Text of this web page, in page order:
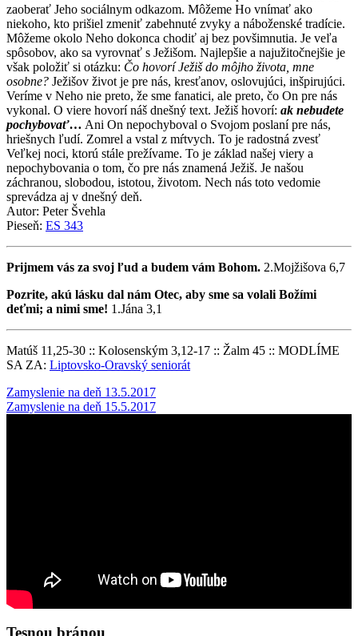
zaoberať Jeho sociálnym odkazom. Môžeme Ho vnímať ako
niekoho, kto prišiel zmeniť zabehnuté zvyky a náboženské tradície.
Môžeme okolo Neho dokonca chodiť aj bez povšimnutia. Je veľa
spôsobov, ako sa vyrovnať s Ježišom. Najlepšie a najužitočnejšie je
však položiť si otázku: Čo hovorí Ježiš do môjho života, mne
osobne? Ježišov život je pre nás, kresťanov, oslovujúci, inšpirujúci.
Veríme v Neho nie preto, že sme fanatici, ale preto, čo On pre nás
vykonal. O viere hovorí náš dnešný text. Ježiš hovorí: ak nebudete
pochybovať… Ani On nepochyboval o Svojom poslaní pre nás,
hriešnych ľudí. Zomrel a vstal z mŕtvych. To je radostná zvesť
Veľkej noci, ktorú stále prežívame. To je základ našej viery a
nepochybovania o tom, čo pre nás znamená Ježiš. Je našou
záchranou, slobodou, istotou, životom. Nech nás toto vedomie
sprevádza aj v dnešný deň.
Autor: Peter Švehla
Pieseň: ES 343
Prijmem vás za svoj ľud a budem vám Bohom. 2.Mojžišova 6,7
Pozrite, akú lásku dal nám Otec, aby sme sa volali Božími
deťmi; a nimi sme! 1.Jána 3,1
Matúš 11,25-30 :: Kolosenským 3,12-17 :: Žalm 45 :: MODLÍME
SA ZA: Liptovsko-Oravský seniorát
Post
navigation
Zamyslenie na deň 13.5.2017
Zamyslenie na deň 15.5.2017
Tesnou bránou